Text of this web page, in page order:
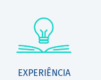
EXPERIÊNCIA